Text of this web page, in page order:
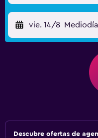
vie. 14/8 Mediodía
Descubre ofertas de